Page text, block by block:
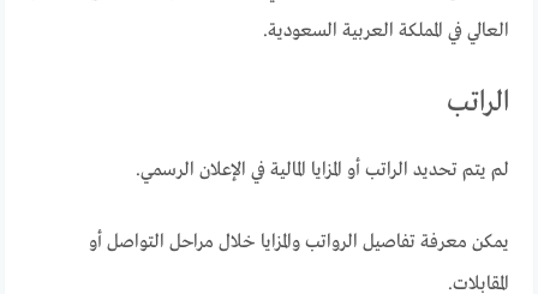
العالي في المملكة العربية السعودية.
الراتب
لم يتم تحديد الراتب أو المزايا المالية في الإعلان الرسمي.
يمكن معرفة تفاصيل الرواتب والمزايا خلال مراحل التواصل أو
المقابلات.